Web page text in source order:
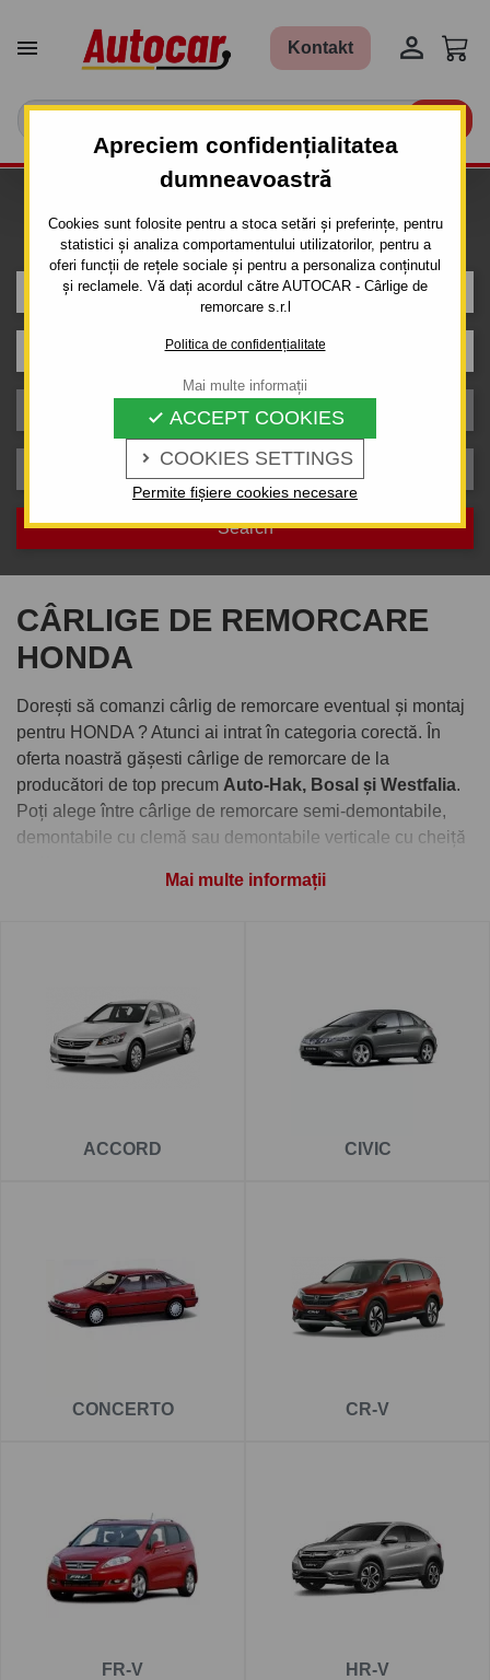
Apreciem confidențialitatea
dumneavoastră
Cookies sunt folosite pentru a stoca setări și preferințe, pentru
statistici și analiza comportamentului utilizatorilor, pentru a
oferi funcții de rețele sociale și pentru a personaliza conținutul
și reclamele. Vă dați acordul către AUTOCAR - Cârlige de
remorcare s.r.l
Politica de confidențialitate
 COOKIES SETTINGS
 ACCEPT COOKIES
Permite fișiere cookies necesare
Mai multe informații
 Kontakt 
mașina
HONDA
An de producție
CÂRLIGE DE REMORCARE
HONDA
Dorești să comanzi cârlig de remorcare eventual și montaj
pentru HONDA ? Atunci ai intrat în categoria corectă. În
oferta noastră gășesti cârlige de remorcare de la
producători de top precum Auto-Hak, Bosal și Westfalia.
Poți alege între cârlige de remorcare semi-demontabile,
demontabile cu clemă sau demontabile verticale cu cheiță
www.carlig.roveți găs cârlige remorcare de calitate și
de încredere pentru HONDA . Toate cârligele de remorcare
au un tratament special de suprafață anticorozivă și sunt
o garanție de 5 ani
alege instalația electrică în funcție de ceea ce ați dori să
Mai multe informații
ACCORD CIVIC
CONCERTO CR-V
FR-V HR-V